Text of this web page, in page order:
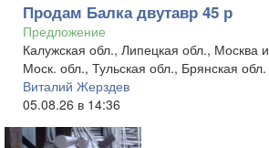
Продам Балка двутавр 45 р
Предложение
Калужская обл., Липецкая обл., Москва и
Моск. обл., Тульская обл., Брянская обл.
Виталий Жерздев
05.08.26 в 14:36